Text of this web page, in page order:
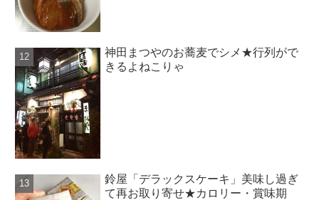
神田まつやのお蕎麦でシメ★行列がで
きるよねこりゃ
鈴屋「デラックスケーキ」美味し過ぎ
て再お取り寄せ★カロリー・賞味期